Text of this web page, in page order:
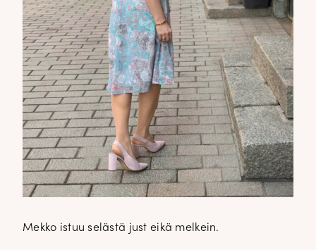
Mekko istuu selästä just eikä melkein.